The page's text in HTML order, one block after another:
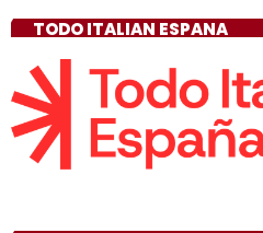
TODO ITALIAN ESPANA